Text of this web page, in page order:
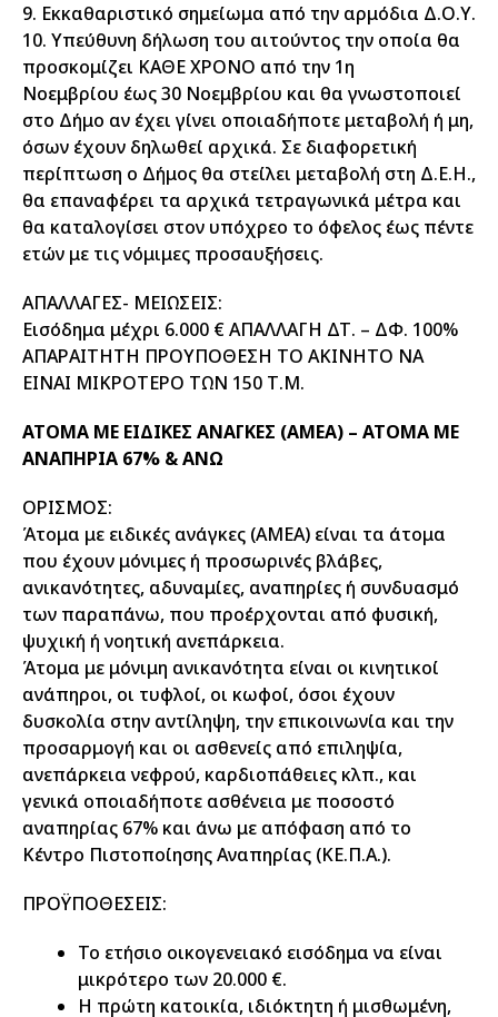
9. Εκκαθαριστικό σημείωμα από την αρμόδια Δ.Ο.Υ.
10. Υπεύθυνη δήλωση του αιτούντος την οποία θα
προσκομίζει ΚΑΘΕ ΧΡΟΝΟ από την 1η
Νοεμβρίου έως 30 Νοεμβρίου και θα γνωστοποιεί
στο Δήμο αν έχει γίνει οποιαδήποτε μεταβολή ή μη,
όσων έχουν δηλωθεί αρχικά. Σε διαφορετική
περίπτωση ο Δήμος θα στείλει μεταβολή στη Δ.Ε.Η.,
θα επαναφέρει τα αρχικά τετραγωνικά μέτρα και
θα καταλογίσει στον υπόχρεο το όφελος έως πέντε
ετών με τις νόμιμες προσαυξήσεις.
ΑΠΑΛΛΑΓΕΣ- ΜΕΙΩΣΕΙΣ:
Εισόδημα μέχρι 6.000 € ΑΠΑΛΛΑΓΗ ΔΤ. – ΔΦ. 100%
ΑΠΑΡΑΙΤΗΤΗ ΠΡΟΥΠΟΘΕΣΗ ΤΟ ΑΚΙΝΗΤΟ ΝΑ
ΕΙΝΑΙ ΜΙΚΡΟΤΕΡΟ ΤΩΝ 150 Τ.Μ.
ΑΤΟΜΑ ΜΕ ΕΙΔΙΚΕΣ ΑΝΑΓΚΕΣ (ΑΜΕΑ) – ΑΤΟΜΑ ΜΕ
ΑΝΑΠΗΡΙΑ 67% & ΑΝΩ
ΟΡΙΣΜΟΣ:
Άτομα με ειδικές ανάγκες (ΑΜΕΑ) είναι τα άτομα
που έχουν μόνιμες ή προσωρινές βλάβες,
ανικανότητες, αδυναμίες, αναπηρίες ή συνδυασμό
των παραπάνω, που προέρχονται από φυσική,
ψυχική ή νοητική ανεπάρκεια.
Άτομα με μόνιμη ανικανότητα είναι οι κινητικοί
ανάπηροι, οι τυφλοί, οι κωφοί, όσοι έχουν
δυσκολία στην αντίληψη, την επικοινωνία και την
προσαρμογή και οι ασθενείς από επιληψία,
ανεπάρκεια νεφρού, καρδιοπάθειες κλπ., και
γενικά οποιαδήποτε ασθένεια με ποσοστό
αναπηρίας 67% και άνω με απόφαση από το
Κέντρο Πιστοποίησης Αναπηρίας (ΚΕ.Π.Α.).
ΠΡΟΫΠΟΘΕΣΕΙΣ:
Το ετήσιο οικογενειακό εισόδημα να είναι
μικρότερο των 20.000 €.
Η πρώτη κατοικία, ιδιόκτητη ή μισθωμένη,